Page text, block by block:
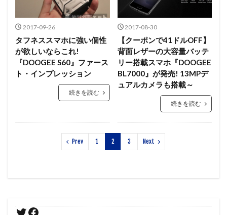
2017-09-26
タフネススマホに強い個性
が欲しいならこれ!
『DOOGEE S60』ファース
ト・インプレッション
続きを読む
2017-08-30
【クーポンで41ドルOFF】
背面レザーの大容量バッテ
リー搭載スマホ『DOOGEE
BL7000』が発売! 13MPデ
ュアルカメラも搭載～
続きを読む
Prev 1 2 3 Next